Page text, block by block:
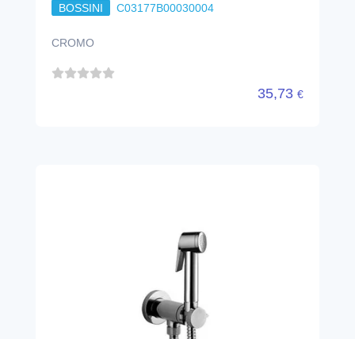
BOSSINI C03177B00030004
CROMO
35,73 €